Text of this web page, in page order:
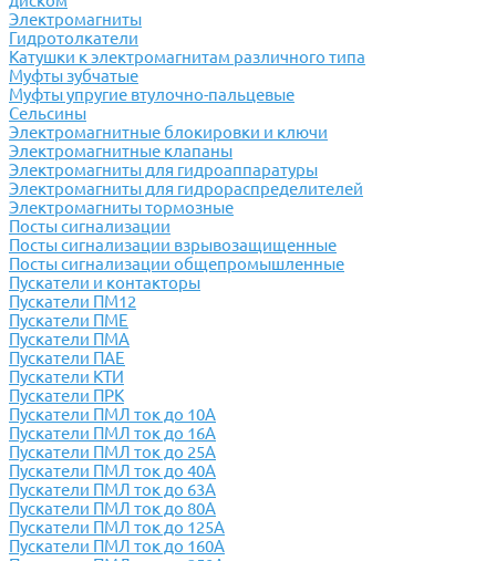
Электромагниты
Гидротолкатели
Катушки к электромагнитам различного типа
Муфты зубчатые
Муфты упругие втулочно-пальцевые
Сельсины
Электромагнитные блокировки и ключи
Электромагнитные клапаны
Электромагниты для гидроаппаратуры
Электромагниты для гидрораспределителей
Электромагниты тормозные
Посты сигнализации
Посты сигнализации взрывозащищенные
Посты сигнализации общепромышленные
Пускатели и контакторы
Пускатели ПМ12
Пускатели ПМЕ
Пускатели ПМА
Пускатели ПАЕ
Пускатели КТИ
Пускатели ПРК
Пускатели ПМЛ ток до 10А
Пускатели ПМЛ ток до 16А
Пускатели ПМЛ ток до 25А
Пускатели ПМЛ ток до 40А
Пускатели ПМЛ ток до 63А
Пускатели ПМЛ ток до 80А
Пускатели ПМЛ ток до 125А
Пускатели ПМЛ ток до 160А